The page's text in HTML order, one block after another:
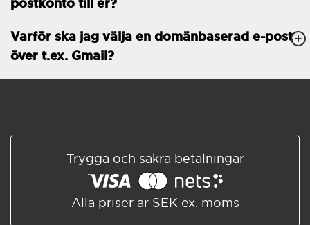
30 dagars öppet köp
30 dagars kostnadsfritt
Varför ska jag välja en domänbaserad e-post
över t.ex. Gmail?
Trygga och säkra betalningar
Alla priser är SEK ex. moms